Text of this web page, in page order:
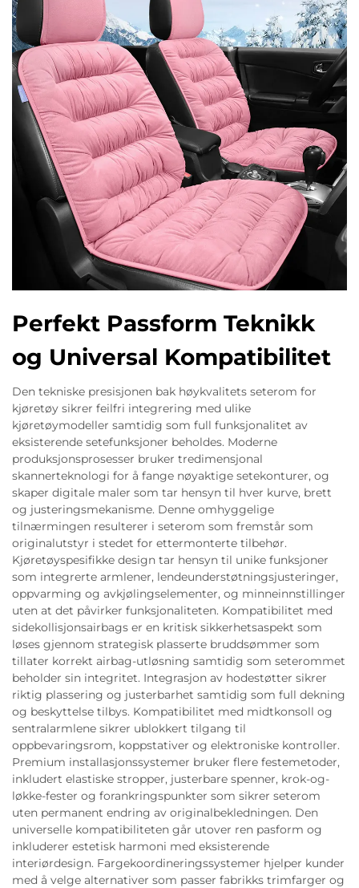
Perfekt Passform Teknikk
og Universal Kompatibilitet
Den tekniske presisjonen bak høykvalitets seterom for
kjøretøy sikrer feilfri integrering med ulike
kjøretøymodeller samtidig som full funksjonalitet av
eksisterende setefunksjoner beholdes. Moderne
produksjonsprosesser bruker tredimensjonal
skannerteknologi for å fange nøyaktige setekonturer, og
skaper digitale maler som tar hensyn til hver kurve, brett
og justeringsmekanisme. Denne omhyggelige
tilnærmingen resulterer i seterom som fremstår som
originalutstyr i stedet for ettermonterte tilbehør.
Kjøretøyspesifikke design tar hensyn til unike funksjoner
som integrerte armlener, lendeunderstøtningsjusteringer,
oppvarming og avkjølingselementer, og minneinnstillinger
uten at det påvirker funksjonaliteten. Kompatibilitet med
sidekollisjonsairbags er en kritisk sikkerhetsaspekt som
løses gjennom strategisk plasserte bruddsømmer som
tillater korrekt airbag-utløsning samtidig som seterommet
beholder sin integritet. Integrasjon av hodestøtter sikrer
riktig plassering og justerbarhet samtidig som full dekning
og beskyttelse tilbys. Kompatibilitet med midtkonsoll og
sentralarmlene sikrer ublokkert tilgang til
oppbevaringsrom, koppstativer og elektroniske kontroller.
Premium installasjonssystemer bruker flere festemetoder,
inkludert elastiske stropper, justerbare spenner, krok-og-
løkke-fester og forankringspunkter som sikrer seterom
uten permanent endring av originalbekledningen. Den
universelle kompatibiliteten går utover ren pasform og
inkluderer estetisk harmoni med eksisterende
interiørdesign. Fargekoordineringssystemer hjelper kunder
med å velge alternativer som passer fabrikks trimfarger og